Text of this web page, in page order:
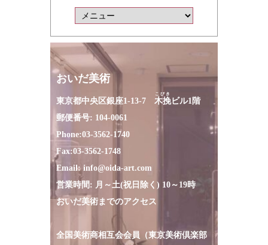
おいだ美術
東京都中央区銀座1-13-7 木挽
こびき
ビル1階
郵便番号: 104-0061
Phone:03-3562-1740
Fax:03-3562-1748
Email: info@oida-art.com
営業時間: 月～土(祝日除く) 10～19時
おいだ美術までのアクセス
全国美術商相互会会員（東京美術倶楽部